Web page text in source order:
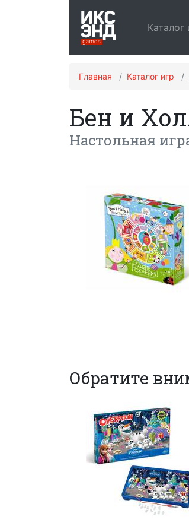
Каталог
Главная Каталог игр
Бен и
Настольная
Обратите